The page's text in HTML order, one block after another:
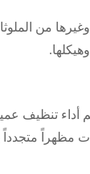
وغيرها من
تنظيف
مظهراً متجدداً